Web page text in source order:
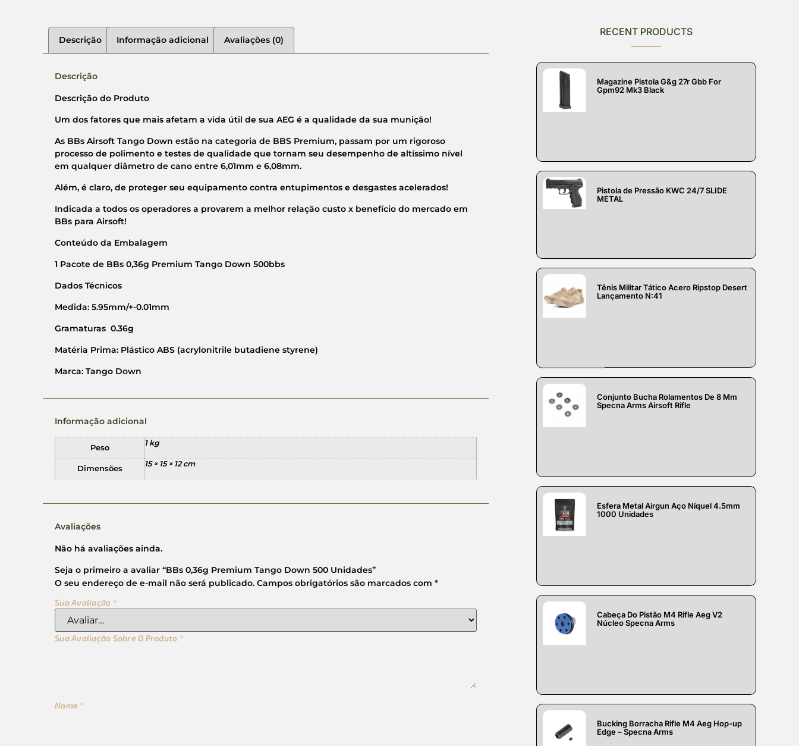
Descrição Informação adicional Avaliações (0)
Descrição
Descrição do Produto
Um dos fatores que mais afetam a vida útil de sua AEG é a qualidade da sua munição!
As BBs Airsoft Tango Down estão na categoria de BBS Premium, passam por um rigoroso
processo de polimento e testes de qualidade que tornam seu desempenho de altíssimo nível
em qualquer diâmetro de cano entre 6,01mm e 6,08mm.
Além, é claro, de proteger seu equipamento contra entupimentos e desgastes acelerados!
Indicada a todos os operadores a provarem a melhor relação custo x benefício do mercado em
BBs para Airsoft!
Conteúdo da Embalagem
1 Pacote de BBs 0,36g Premium Tango Down 500bbs
Dados Técnicos
Medida: 5.95mm/+-0.01mm
Gramaturas 0.36g
Matéria Prima: Plástico ABS (acrylonitrile butadiene styrene)
Marca: Tango Down
Informação adicional
Peso
1 kg
Dimensões
15 × 15 × 12 cm
Avaliações
Não há avaliações ainda.
Seja o primeiro a avaliar “BBs 0,36g Premium Tango Down 500 Unidades”
O seu endereço de e-mail não será publicado. Campos obrigatórios são marcados com *
Sua Avaliação *
Sua Avaliação Sobre O Produto *
Nome *
RECENT PRODUCTS
Magazine Pistola G&g 27r Gbb For
Gpm92 Mk3 Black
Pistola de Pressão KWC 24/7 SLIDE
METAL
Tênis Militar Tático Acero Ripstop Desert
Lançamento N:41
Conjunto Bucha Rolamentos De 8 Mm
Specna Arms Airsoft Rifle
Esfera Metal Airgun Aço Níquel 4.5mm
1000 Unidades
Cabeça Do Pistão M4 Rifle Aeg V2
Núcleo Specna Arms
Bucking Borracha Rifle M4 Aeg Hop-up
Edge – Specna Arms